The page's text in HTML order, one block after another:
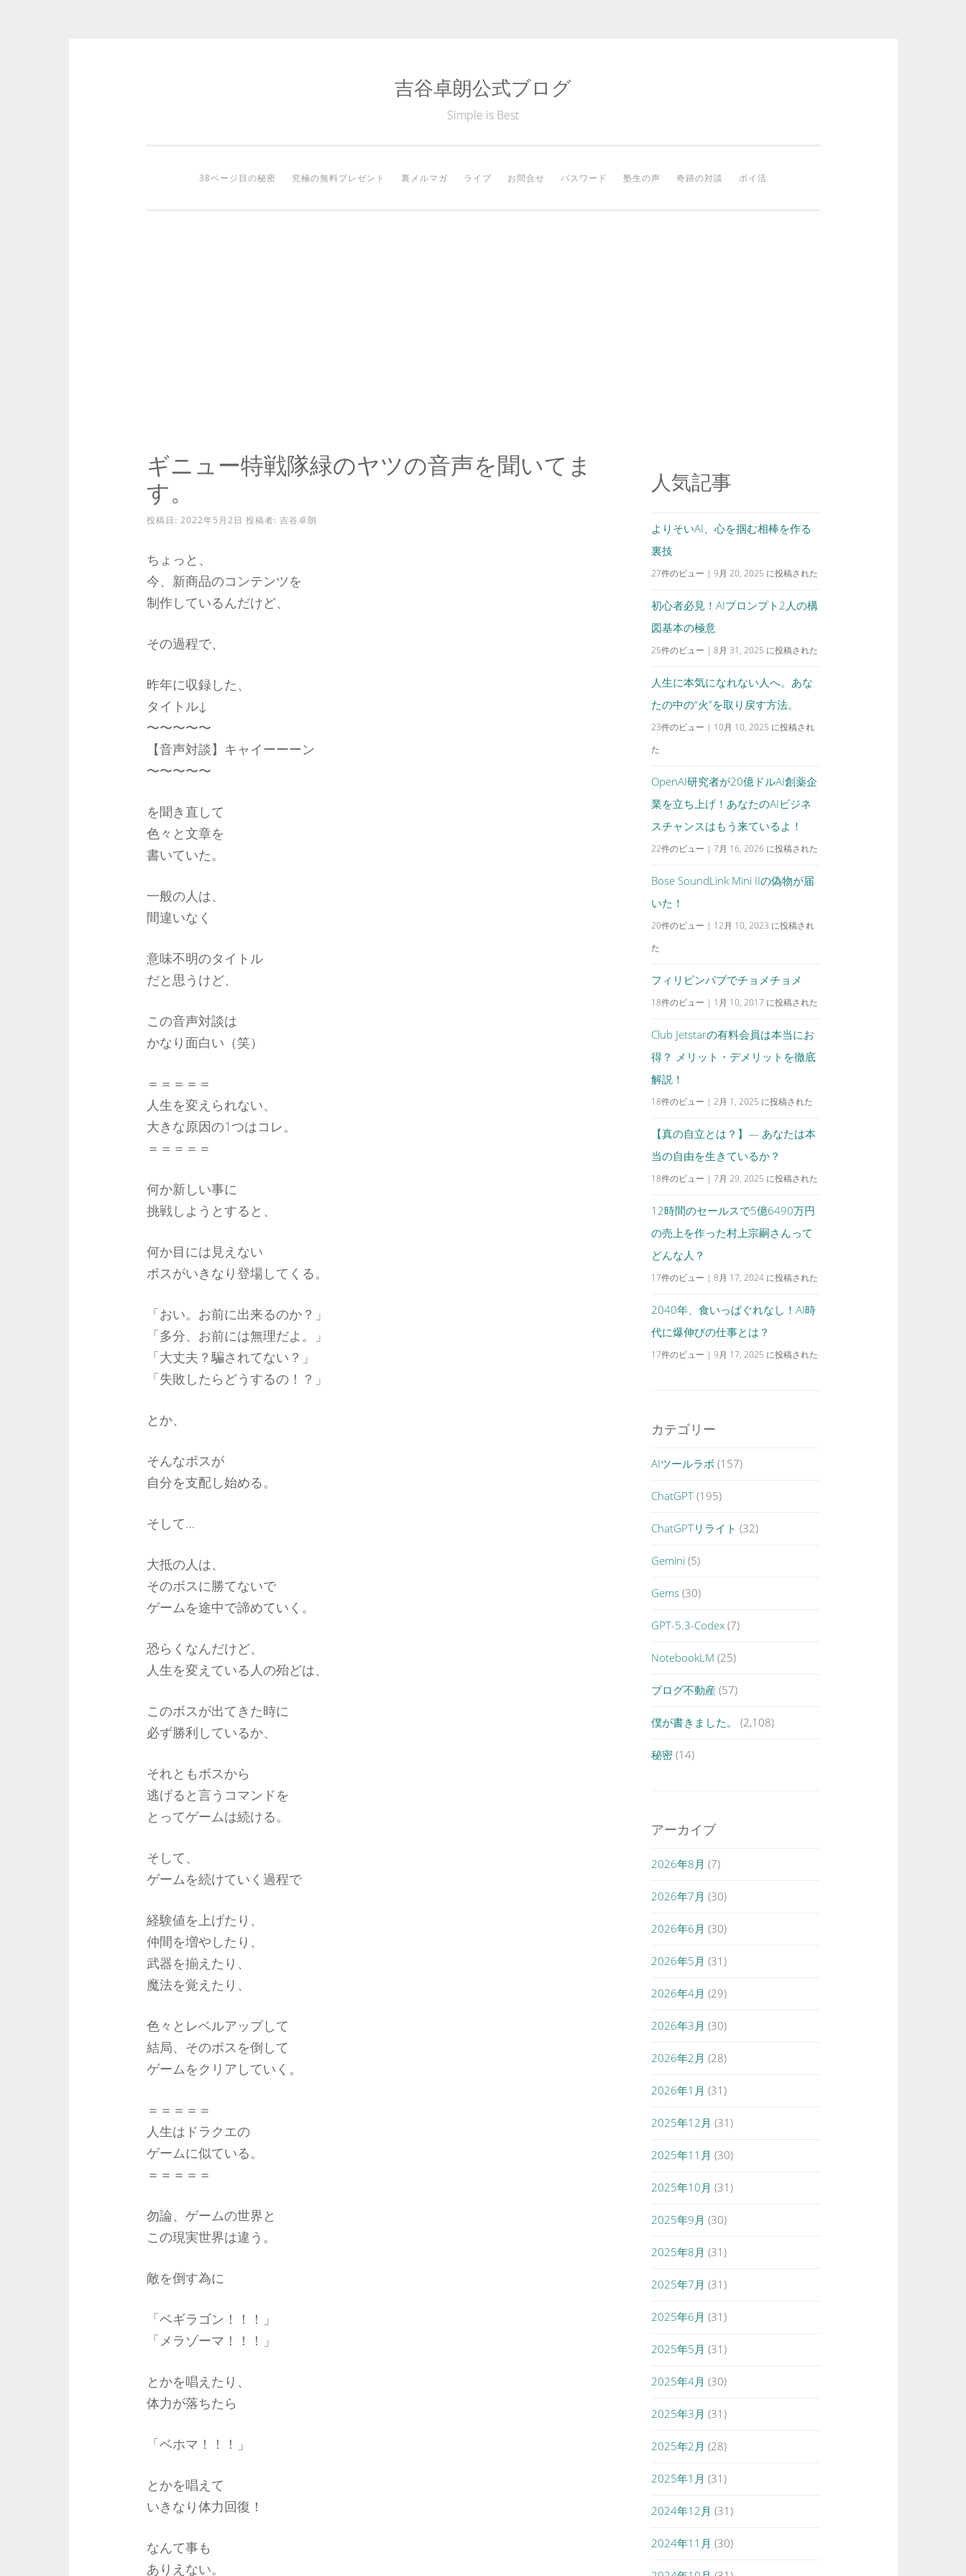
吉谷卓朗公式ブログ
Simple is Best
38ページ目の秘密 究極の無料プレゼント 裏メルマガ ライブ お問合せ パスワード 塾生の声 奇跡の対談 ポイ活
ギニュー特戦隊緑のヤツの音声を聞いてま
す。
投稿日: 2022年5月2日 投稿者: 吉谷卓朗
ちょっと、
今、新商品のコンテンツを
制作しているんだけど、
その過程で、
昨年に収録した、
タイトル↓
〜〜〜〜〜
【音声対談】キャイーーーン
〜〜〜〜〜
を聞き直して
色々と文章を
書いていた。
一般の人は、
間違いなく
意味不明のタイトル
だと思うけど、
この音声対談は
かなり面白い（笑）
＝＝＝＝＝
人生を変えられない、
大きな原因の1つはコレ。
＝＝＝＝＝
何か新しい事に
挑戦しようとすると、
何か目には見えない
ボスがいきなり登場してくる。
「おい。お前に出来るのか？」
「多分、お前には無理だよ。」
「大丈夫？騙されてない？」
「失敗したらどうするの！？」
とか、
そんなボスが
自分を支配し始める。
そして…
大抵の人は、
そのボスに勝てないで
ゲームを途中で諦めていく。
恐らくなんだけど、
人生を変えている人の殆どは、
このボスが出てきた時に
必ず勝利しているか、
それともボスから
逃げると言うコマンドを
とってゲームは続ける。
そして、
ゲームを続けていく過程で
経験値を上げたり、
仲間を増やしたり、
武器を揃えたり、
魔法を覚えたり、
色々とレベルアップして
結局、そのボスを倒して
ゲームをクリアしていく。
＝＝＝＝＝
人生はドラクエの
ゲームに似ている。
＝＝＝＝＝
勿論、ゲームの世界と
この現実世界は違う。
敵を倒す為に
「ベギラゴン！！！」
「メラゾーマ！！！」
とかを唱えたり、
体力が落ちたら
「ベホマ！！！」
とかを唱えて
いきなり体力回復！
なんて事も
ありえない。
人気記事
よりそいAI、心を掴む相棒を作る
裏技
27件のビュー |9月 20, 2025 に投稿された
初心者必見！AIプロンプト2人の構
図基本の極意
25件のビュー |8月 31, 2025 に投稿された
人生に本気になれない人へ。あな
たの中の“火”を取り戻す方法。
23件のビュー | 10月 10, 2025 に投稿され
た
OpenAI研究者が20億ドルAI創薬企
業を立ち上げ！あなたのAIビジネ
スチャンスはもう来ているよ！
22件のビュー |7月 16, 2026 に投稿された
Bose SoundLink Mini IIの偽物が届
いた！
20件のビュー | 12月 10, 2023 に投稿され
た
フィリピンパブでチョメチョメ
18件のビュー | 1月 10, 2017 に投稿された
Club Jetstarの有料会員は本当にお
得？ メリット・デメリットを徹底
解説！
18件のビュー |2月 1, 2025 に投稿された
【真の自立とは？】— あなたは本
当の自由を生きているか？
18件のビュー |7月 29, 2025 に投稿された
12時間のセールスで5億6490万円
の売上を作った村上宗嗣さんって
どんな人？
17件のビュー |8月 17, 2024 に投稿された
2040年、食いっぱぐれなし！AI時
代に爆伸びの仕事とは？
17件のビュー |9月 17, 2025 に投稿された
カテゴリー
AIツールラボ (157)
ChatGPT (195)
ChatGPTリライト (32)
Gemini (5)
Gems (30)
GPT-5.3-Codex (7)
NotebookLM (25)
ブログ不動産 (57)
僕が書きました。 (2,108)
秘密 (14)
アーカイブ
2026年8月 (7)
2026年7月 (30)
2026年6月 (30)
2026年5月 (31)
2026年4月 (29)
2026年3月 (30)
2026年2月 (28)
2026年1月 (31)
2025年12月 (31)
2025年11月 (30)
2025年10月 (31)
2025年9月 (30)
2025年8月 (31)
2025年7月 (31)
2025年6月 (31)
2025年5月 (31)
2025年4月 (30)
2025年3月 (31)
2025年2月 (28)
2025年1月 (31)
2024年12月 (31)
2024年11月 (30)